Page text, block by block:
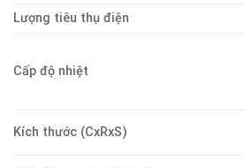
Lượng tiêu thụ điện
Cấp độ nhiệt
Kích thước (CxRxS)